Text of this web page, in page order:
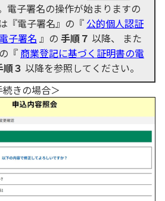
電子署名の操作が始まりますの
『電子署名』の『 公的個人認証
子署名 』の 手順７ 以降、 また
『 商業登記に基づく証明書の電
順３ 以降を参照してください。
きの場合＞